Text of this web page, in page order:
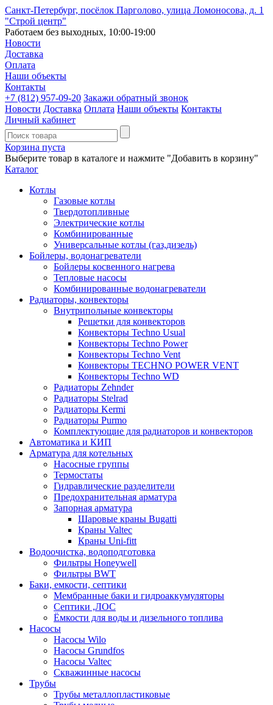
Санкт-Петербург, посёлок Парголово, улица Ломоносова, д. 1
"Строй центр"
Работаем без выходных, 10:00-19:00
Новости
Доставка
Оплата
Наши объекты
Контакты
+7 (812) 957-09-20 Закажи обратный звонок
Новости Доставка Оплата Наши объекты Контакты
Личный кабинет
Корзина пуста
Выберите товар в каталоге и нажмите "Добавить в корзину"
Каталог
Котлы
Газовые котлы
Твердотопливные
Электрические котлы
Комбинированные
Универсальные котлы (газ,дизель)
Бойлеры, водонагреватели
Бойлеры косвенного нагрева
Тепловые насосы
Комбинированные водонагреватели
Радиаторы, конвекторы
Внутрипольные конвекторы
Решетки для конвекторов
Конвекторы Techno Usual
Конвекторы Techno Power
Конвекторы Techno Vent
Конвекторы TECHNO POWER VENT
Конвекторы Techno WD
Радиаторы Zehnder
Радиаторы Stelrad
Радиаторы Kermi
Радиаторы Purmo
Комплектующие для радиаторов и конвекторов
Автоматика и КИП
Арматура для котельных
Насосные группы
Термостаты
Гидравлические разделители
Предохранительная арматура
Запорная арматура
Шаровые краны Bugatti
Краны Valtec
Краны Uni-fitt
Водоочистка, водоподготовка
Фильтры Honeywell
Фильтры BWT
Баки, емкости, септики
Мембранные баки и гидроаккумуляторы
Септики ,ЛОС
Ёмкости для воды и дизельного топлива
Насосы
Насосы Wilo
Насосы Grundfos
Насосы Valtec
Скважинные насосы
Трубы
Трубы металлопластиковые